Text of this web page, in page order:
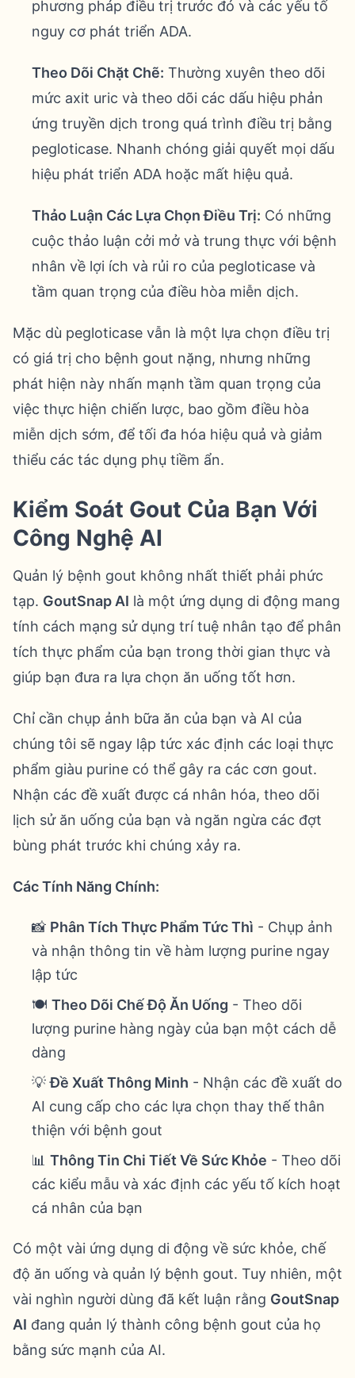
phương pháp điều trị trước đó và các yếu tố
nguy cơ phát triển ADA.
Theo Dõi Chặt Chẽ: Thường xuyên theo dõi
mức axit uric và theo dõi các dấu hiệu phản
ứng truyền dịch trong quá trình điều trị bằng
pegloticase. Nhanh chóng giải quyết mọi dấu
hiệu phát triển ADA hoặc mất hiệu quả.
Thảo Luận Các Lựa Chọn Điều Trị: Có những
cuộc thảo luận cởi mở và trung thực với bệnh
nhân về lợi ích và rủi ro của pegloticase và
tầm quan trọng của điều hòa miễn dịch.
Mặc dù pegloticase vẫn là một lựa chọn điều trị
có giá trị cho bệnh gout nặng, nhưng những
phát hiện này nhấn mạnh tầm quan trọng của
việc thực hiện chiến lược, bao gồm điều hòa
miễn dịch sớm, để tối đa hóa hiệu quả và giảm
thiểu các tác dụng phụ tiềm ẩn.
Kiểm Soát Gout Của Bạn Với
Công Nghệ AI
Quản lý bệnh gout không nhất thiết phải phức
tạp. GoutSnap AI là một ứng dụng di động mang
tính cách mạng sử dụng trí tuệ nhân tạo để phân
tích thực phẩm của bạn trong thời gian thực và
giúp bạn đưa ra lựa chọn ăn uống tốt hơn.
Chỉ cần chụp ảnh bữa ăn của bạn và AI của
chúng tôi sẽ ngay lập tức xác định các loại thực
phẩm giàu purine có thể gây ra các cơn gout.
Nhận các đề xuất được cá nhân hóa, theo dõi
lịch sử ăn uống của bạn và ngăn ngừa các đợt
bùng phát trước khi chúng xảy ra.
Các Tính Năng Chính:
📸 Phân Tích Thực Phẩm Tức Thì - Chụp ảnh
và nhận thông tin về hàm lượng purine ngay
lập tức
🍽️ Theo Dõi Chế Độ Ăn Uống - Theo dõi
lượng purine hàng ngày của bạn một cách dễ
dàng
💡Đề Xuất Thông Minh - Nhận các đề xuất do
AI cung cấp cho các lựa chọn thay thế thân
thiện với bệnh gout
📊 Thông Tin Chi Tiết Về Sức Khỏe - Theo dõi
các kiểu mẫu và xác định các yếu tố kích hoạt
cá nhân của bạn
Có một vài ứng dụng di động về sức khỏe, chế
độ ăn uống và quản lý bệnh gout. Tuy nhiên, một
vài nghìn người dùng đã kết luận rằng GoutSnap
AI đang quản lý thành công bệnh gout của họ
bằng sức mạnh của AI.